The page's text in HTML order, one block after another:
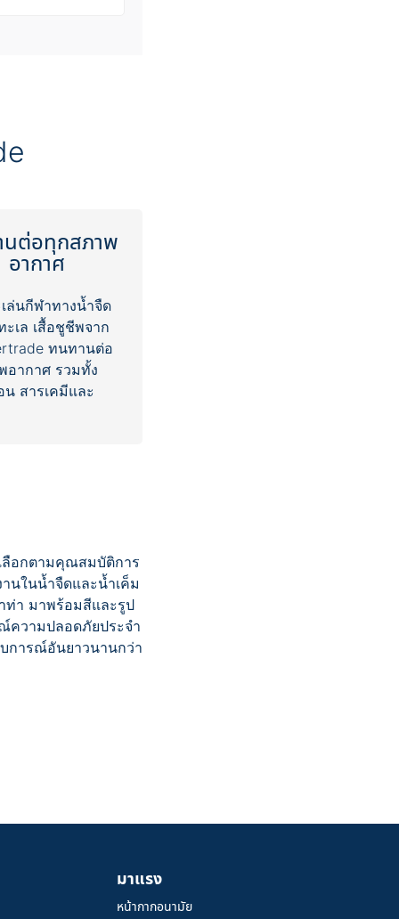
นต่อทุกสภาพ
อากาศ
ล่นกีฬาทางน้ำจืด
เล เสื้อชูชีพจาก
ทนทานต่อ
อากาศ รวมทั้ง
น สารเคมีและ
ลือกตามคุณสมบัติการ
นในน้ำจืดและน้ำเค็ม
ท่า มาพร้อมสีและรูป
ความปลอดภัยประจำ
การณ์อันยาวนานกว่า
มาแรง
หน้ากากอนามัย